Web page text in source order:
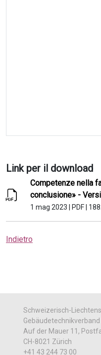
Link per il download
Competenze nella
conclusione» -
1 mag 2023 PDF
Indietro
Schweizerisch-
Auf der Mauer 11,
CH-8021 Zürich
+41 43 244 73 00